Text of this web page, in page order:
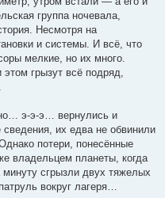
группа ночевала,
Несмотря на
и системы. И всё, что
мелкие, но их много.
грызут всё подряд,
э-э-э… вернулись и
их едва не обвинили
потери, понесённые
владельцем планеты, когда
сгрызли двух тяжелых
вокруг лагеря…